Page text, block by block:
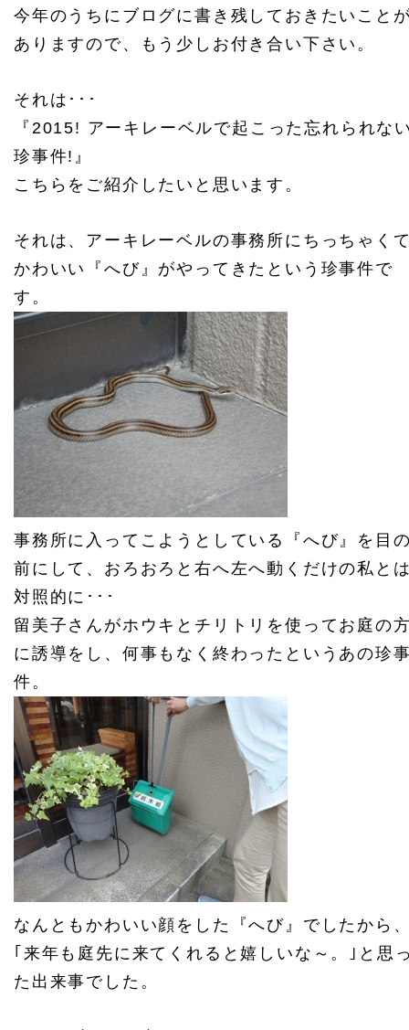
今年のうちにブログに書き残しておきたいこと
ありますので、もう少しお付き合い下さい。
それは･･･
『2015! アーキレーベルで起こった忘れられな
珍事件!』
こちらをご紹介したいと思います。
それは、アーキレーベルの事務所にちっちゃく
かわいい『へび』がやってきたという珍事件で
す。
事務所に入ってこようとしている『へび』を目
前にして、おろおろと右へ左へ動くだけの私と
対照的に･･･
留美子さんがホウキとチリトリを使ってお庭の
に誘導をし、何事もなく終わったというあの珍
件。
なんともかわいい顔をした『へび』でしたから
｢来年も庭先に来てくれると嬉しいな～。｣と思
た出来事でした。